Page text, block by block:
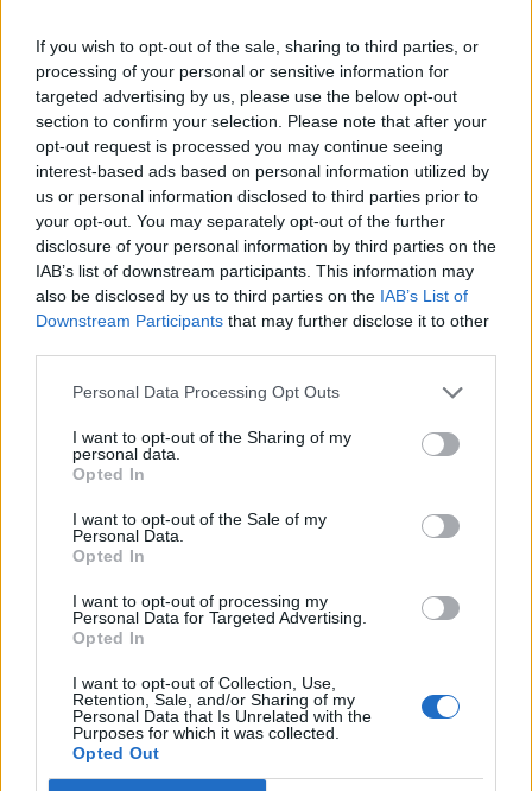
If you wish to opt-out of the sale, sharing to third parties, or
processing of your personal or sensitive information for
targeted advertising by us, please use the below opt-out
section to confirm your selection. Please note that after your
opt-out request is processed you may continue seeing
interest-based ads based on personal information utilized by
us or personal information disclosed to third parties prior to
your opt-out. You may separately opt-out of the further
disclosure of your personal information by third parties on the
IAB’s list of downstream participants. This information may
also be disclosed by us to third parties on the IAB’s List of
Downstream Participants that may further disclose it to other
Personal Data Processing Opt Outs
I want to opt-out of the Sharing of my
personal data.
Opted In
I want to opt-out of the Sale of my
Personal Data.
Opted In
I want to opt-out of processing my
Personal Data for Targeted Advertising.
Opted In
I want to opt-out of Collection, Use,
Retention, Sale, and/or Sharing of my
Personal Data that Is Unrelated with the
Purposes for which it was collected.
Opted Out
Πιστεύεται ότι «ενήργησε σκοπίμως», εξήγησε ο
εισαγγελέας, εκτιμώντας ότι γνώριζε πως τα
νεογνά ενδέχεται να πεθάνουν από τη μορφίνη.
Η νεαρή γυναίκα αρνείται τις κατηγορίες.
Απόπειρα ανθρωποκτονίας Γερμανία μορφίνη
νεογνά
νοσοκόμα
Μυτιλήνη: Διαδηλώνουν
σήμερα 300 γυναίκες που
Ζουράρις: Είμαι πρώτα
Μπορεί επίσης να σε ενδιαφέρει
ΔΙΕΘΝΉ ΔΙΕΘΝΉ